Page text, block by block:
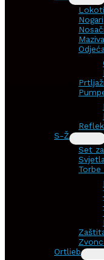
Lokoti
Nogari
S-Ž
Set
Torbe
Ortlieb